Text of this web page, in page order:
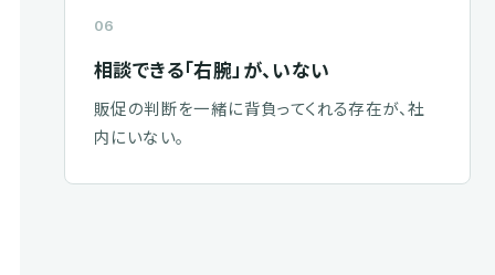
06
相談できる「右腕」が、いない
販促の判断を一緒に背負ってくれる存在が、社
内にいない。